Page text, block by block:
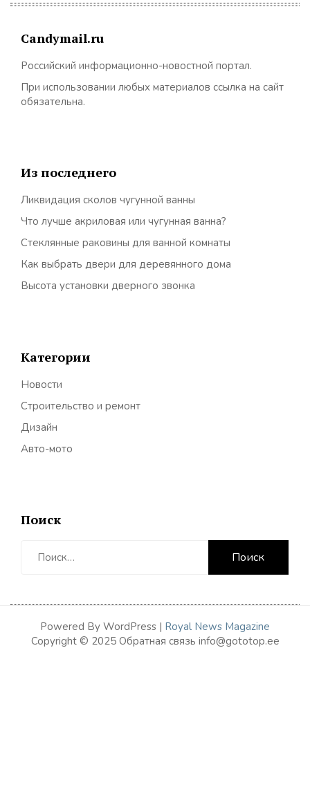
Candymail.ru
Российский информационно-новостной портал.
При использовании любых материалов ссылка на сайт
обязательна.
Из последнего
Ликвидация сколов чугунной ванны
Что лучше акриловая или чугунная ванна?
Стеклянные раковины для ванной комнаты
Как выбрать двери для деревянного дома
Высота установки дверного звонка
Категории
Новости
Строительство и ремонт
Дизайн
Авто-мото
Поиск
Powered By WordPress | Royal News Magazine
Copyright © 2025 Обратная связь info@gototop.ee